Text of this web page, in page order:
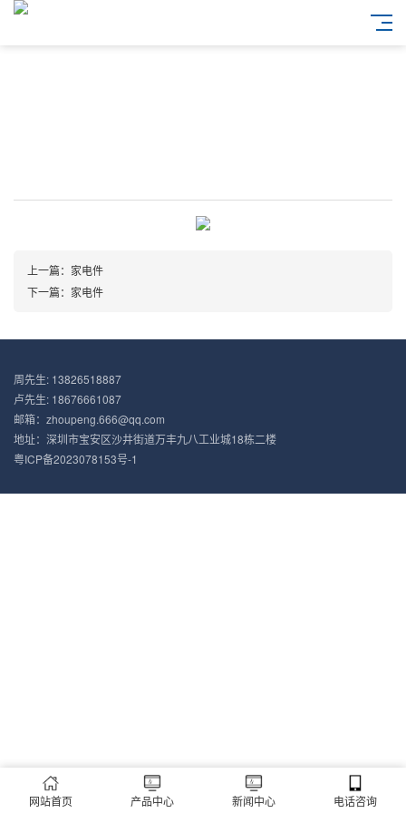
上一篇：家电件
下一篇：家电件
周先生: 13826518887
卢先生: 18676661087
邮箱：zhoupeng.666@qq.com
地址：深圳市宝安区沙井街道万丰九八工业城18栋二楼
粤ICP备2023078153号-1
网站首页 产品中心 新闻中心 电话咨询